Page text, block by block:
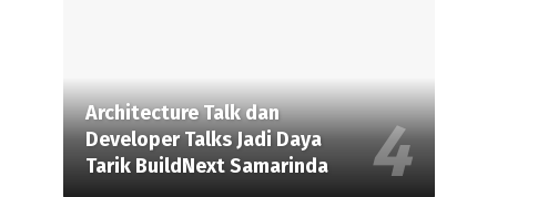
Architecture Talk dan
Developer Talks Jadi Daya
Tarik BuildNext Samarinda